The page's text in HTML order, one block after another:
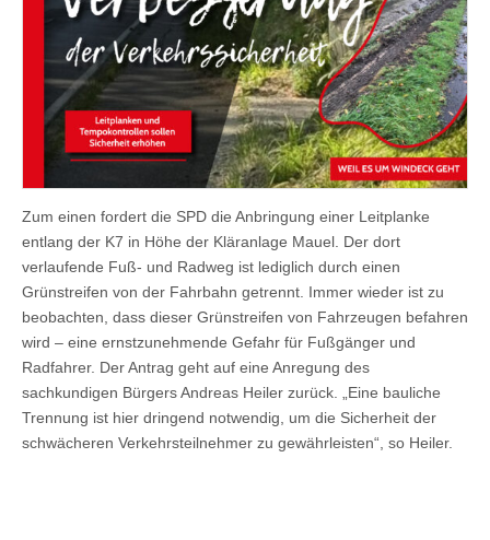
Zum einen fordert die SPD die Anbringung einer Leitplanke
entlang der K7 in Höhe der Kläranlage Mauel. Der dort
verlaufende Fuß- und Radweg ist lediglich durch einen
Grünstreifen von der Fahrbahn getrennt. Immer wieder ist zu
beobachten, dass dieser Grünstreifen von Fahrzeugen befahren
wird – eine ernstzunehmende Gefahr für Fußgänger und
Radfahrer. Der Antrag geht auf eine Anregung des
sachkundigen Bürgers Andreas Heiler zurück. „Eine bauliche
Trennung ist hier dringend notwendig, um die Sicherheit der
schwächeren Verkehrsteilnehmer zu gewährleisten“, so Heiler.